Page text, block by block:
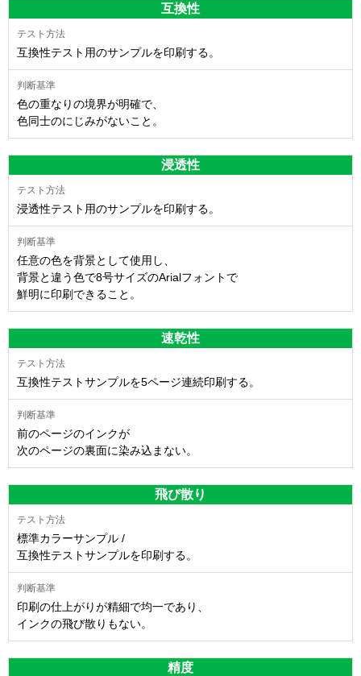
互換性
互換性テスト用のサンプルを印刷する。
色の重なりの境界が明確で、
色同士のにじみがないこと。
浸透性
浸透性テスト用のサンプルを印刷する。
任意の色を背景として使用し、
背景と違う色で8号サイズのArialフォントで
鮮明に印刷できること。
速乾性
互換性テストサンプルを5ページ連続印刷する。
前のページのインクが
次のページの裏面に染み込まない。
飛び散り
標準カラーサンプル /
互換性テストサンプルを印刷する。
印刷の仕上がりが精細で均一であり、
インクの飛び散りもない。
精度